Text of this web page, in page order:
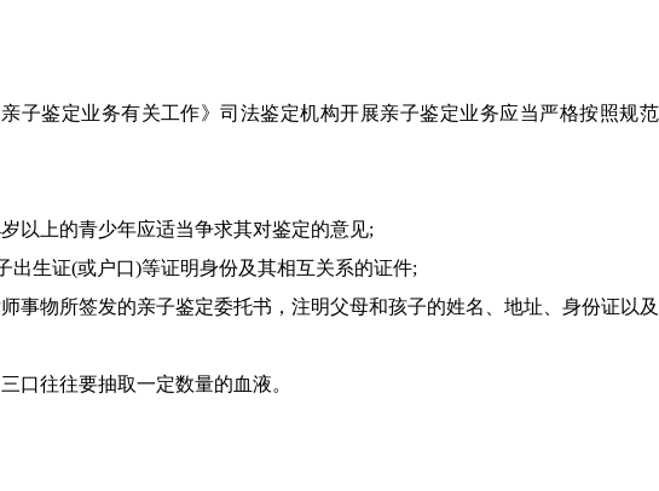
子鉴定业务有关工作》司法鉴定机构开展亲子鉴定业务应当严格按照规范
以上的青少年应适当争求其对鉴定的意见;
出生证(或户口)等证明身份及其相互关系的证件;
事物所签发的亲子鉴定委托书，注明父母和孩子的姓名、地址、身份证以
口往往要抽取一定数量的血液。